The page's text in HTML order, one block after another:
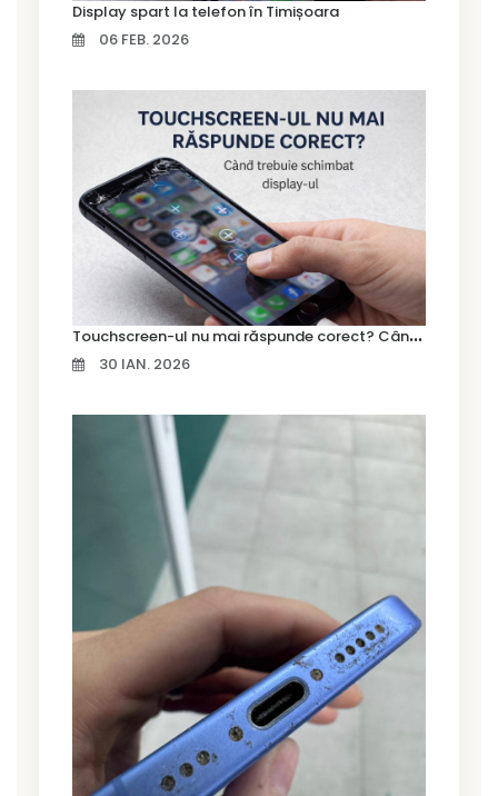
Display spart la telefon în Timișoara
06 FEB. 2026
T
ouchscreen-ul nu mai răspunde corect? Când trebuie schimbat display-ul
30 IAN. 2026